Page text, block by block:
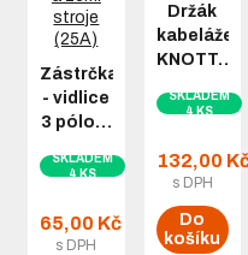
Zástrčka
- vidlice
3 pólo…
SKLADEM
4 KS
65,00 Kč
s DPH
Držák
kabeláže
KNOTT…
SKLADEM
4 KS
132,00
s DPH
Do
košíku